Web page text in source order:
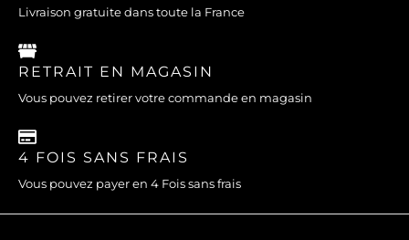
Livraison gratuite dans toute la France
RETRAIT EN MAGASIN
Vous pouvez retirer votre commande en magasin
4 FOIS SANS FRAIS
Vous pouvez payer en 4 Fois sans frais